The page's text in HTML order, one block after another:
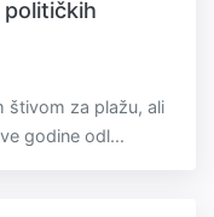
štivom za plažu, ali
godine odl...